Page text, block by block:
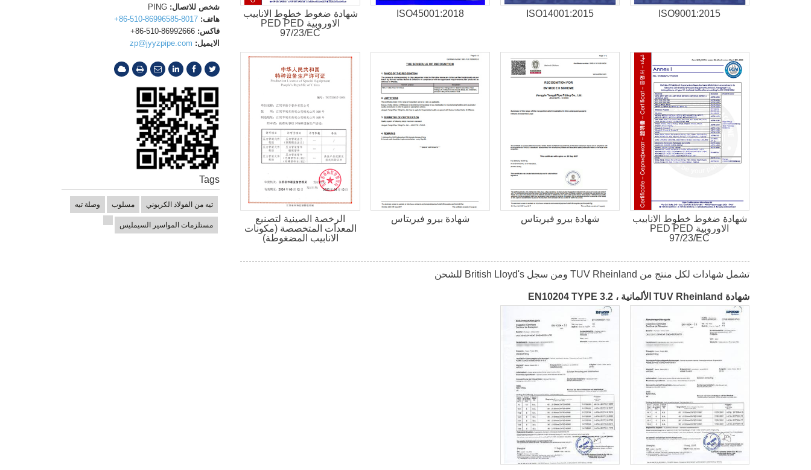
ISO9001:2015
ISO14001:2015
ISO45001:2018
شهادة ضغوط خطوط الانابيب
الاوروبية PED PED
97/23/EC
شهادة ضغوط خطوط الانابيب
الاوروبية PED PED
97/23/EC
شهادة بيرو فيريتاس شهادة بيرو فيريتاس
الرخصة الصينية لتصنيع
المعدات المتخصصة (مكونات
الانابيب المضغوطة)
تشمل شهادات لكل منتج من TUV Rheinland ومن سجل British Lloyd's للشحن
شهادة TUV Rheinland الألمانية ، EN10204 TYPE 3.2
شخص للاتصال:
هاتف: +86-510-86996585-8017
فاكس: +86-510-86992666
الايميل: zp@jyyzpipe.com
Tags
تيه من الفولاذ الكربوني مسلوب وصلة تيه
مستلزمات المواسير السيمليس